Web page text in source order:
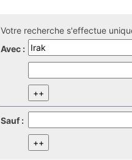
Votre recherche s'effectue
Avec :
Sauf :